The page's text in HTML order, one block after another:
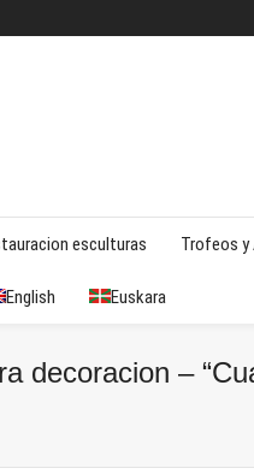
esculturas Trofeos y
English Euskara
decoracion –